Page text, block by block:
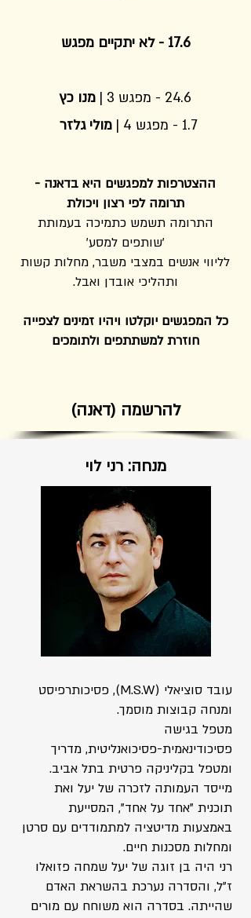
17.6 - לא יתקיים מפגש
24.6 - מפגש 3 |
מנו כץ
1.7 - מפגש 4 |
מולי גלזר
ההצטרפות למפגשים היא בדאנה -
תרומה לפי רצון ויכולת
התרומה תשמש כתמיכה בעמותת
'שותפים למסע'
לליווי אנשים במצבי משבר, מחלות קשות
ותהליכי אובדן ואבל.
כל המפגשים יוקלטו ויהיו זמינים לצפייה
חוזרת למשתתפים ולתומכים
להרשמה (דאנה)
מנחה: רני לוי
עובד סוציאלי (M.S.W), פסיכותרפיסט
ומנחה קבוצות מוסמך.
מטפל בגישה
פסיכודינאמית-פסיכואנליטית, מדריך
ומטפל בקליניקה פרטית בתל אביב.
מייסד העמותה לזכרה של יעל ואת
תוכנית "אחד על אחד", המסייעת
באמצעות מדיטציה למתמודדים עם סרטן
ומחלות מסכנות חיים.
רני היה בן זוגה של יעל שמחה פזואלו
ז"ל, והסדרה נערכת בהשראת האדם
שהייתה. בסדרה הוא משוחח עם מורים